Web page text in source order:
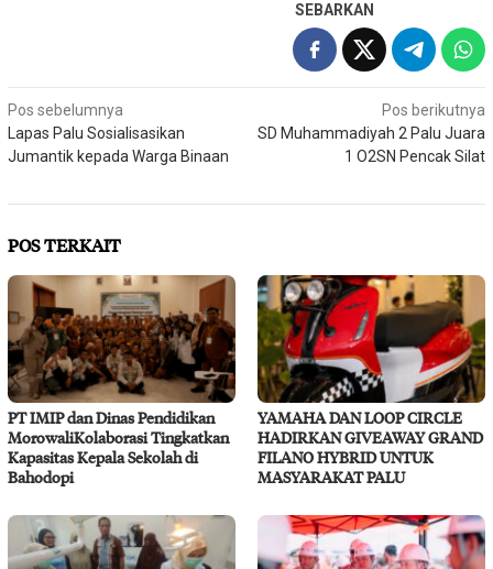
SEBARKAN
Navigasi
pos
Pos sebelumnya
Lapas Palu Sosialisasikan
Jumantik kepada Warga Binaan
Pos berikutnya
SD Muhammadiyah 2 Palu Juara
1 O2SN Pencak Silat
POS TERKAIT
PT IMIP dan Dinas Pendidikan
MorowaliKolaborasi Tingkatkan
Kapasitas Kepala Sekolah di
Bahodopi
YAMAHA DAN LOOP CIRCLE
HADIRKAN GIVEAWAY GRAND
FILANO HYBRID UNTUK
MASYARAKAT PALU